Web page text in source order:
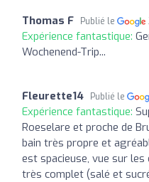
Thomas F Publié le
Expérience fantastique:
Wochenend-Trip...
Fleurette14 Publié le
Expérience fantastique:
Roeselare et proche de
bain très propre et
est spacieuse, vue sur
très complet (salé et